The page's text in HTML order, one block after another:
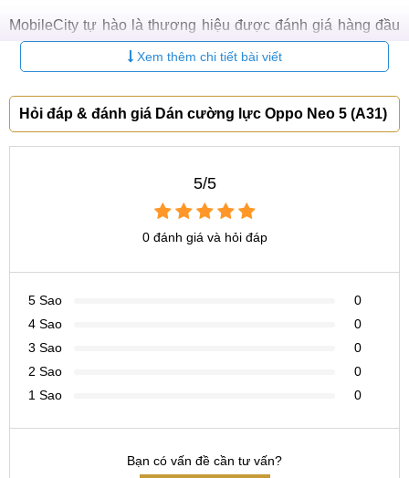
MobileCity tự hào là thương hiệu được đánh giá hàng đầu
trong việc cung cấp thiết bị di đông,
phụ kiện Oppo
, sửa
chữa điện thoại trên toàn thị trường. Đến với MobileCity,
quý khách sẽ được tư vấn nhiệt tình và được dán cường
lực Oppo Neo 5 (A31) giá rẻ nhất, chất lượng đảm bảo nhất.
(A31) tại MobileCity:
MobileCity cam kết sản phẩm đúng giá đúng chất lượng, giá
Xem thêm chi tiết bài viết
Hỏi đáp & đánh giá Dán cường lực Oppo Neo 5 (A31)
5/5
0 đánh giá và hỏi đáp
5 Sao
0
4 Sao
0
3 Sao
0
2 Sao
0
1 Sao
0
Bạn có vấn đề cần tư vấn?